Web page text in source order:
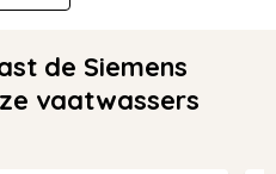
de Siemens
vaatwassers